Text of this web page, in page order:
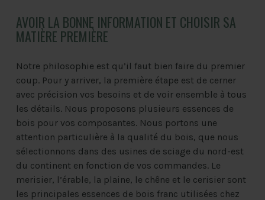
AVOIR LA BONNE INFORMATION ET CHOISIR SA
MATIÈRE PREMIÈRE
Notre philosophie est qu’il faut bien faire du premier
coup. Pour y arriver, la première étape est de cerner
avec précision vos besoins et de voir ensemble à tous
les détails. Nous proposons plusieurs essences de
bois pour vos composantes. Nous portons une
attention particulière à la qualité du bois, que nous
sélectionnons dans des usines de sciage du nord-est
du continent en fonction de vos commandes. Le
merisier, l’érable, la plaine, le chêne et le cerisier sont
les principales essences de bois franc utilisées chez